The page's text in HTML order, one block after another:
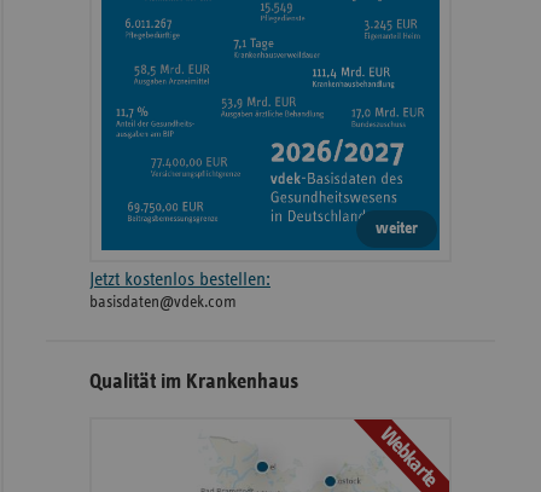
weiter
Jetzt kostenlos bestellen:
basisdaten@vdek.com
Qualität im Krankenhaus
Webkarte